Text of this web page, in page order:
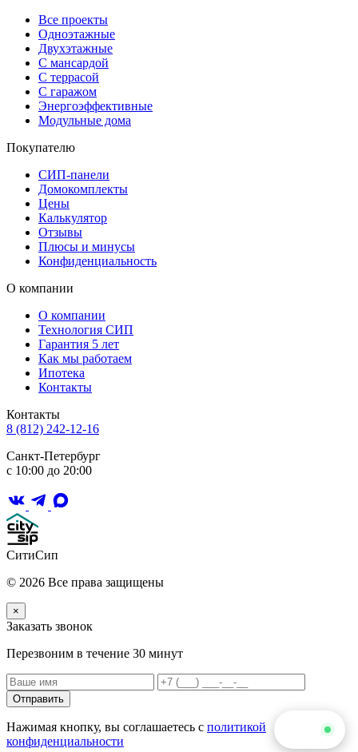
Все проекты
Одноэтажные
Двухэтажные
С мансардой
С террасой
С гаражом
Энергоэффективные
Модульные дома
Покупателю
СИП-панели
Домокомплекты
Цены
Калькулятор
Отзывы
Плюсы и минусы
Конфиденциальность
О компании
О компании
Технология СИП
Гарантия 5 лет
Как мы работаем
Ипотека
Контакты
Контакты
8 (812) 242-12-16
Санкт-Петербург
с 10:00 до 20:00
СитиСип
© 2026 Все права защищены
×
Заказать звонок
Перезвоним в течение 30 минут
Отправить
Нажимая кнопку, вы соглашаетесь с политикой
конфиденциальности
Чат